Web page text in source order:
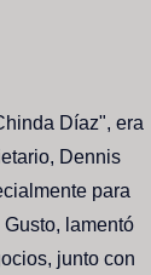
Díaz", era
Dennis
para
lamentó
junto con